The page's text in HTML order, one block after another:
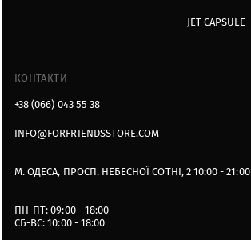
КОНТАКТИ
+38 (066) 043 55 38
INFO@FORFRIENDSSTORE.COM
М. ОДЕСА, ПРОСП. НЕБЕСНОЇ СОТНІ, 2 10:00 - 21:00
ПН-ПТ: 09:00 - 18:00
СБ-ВС: 10:00 - 18:00
JET CAPSULE